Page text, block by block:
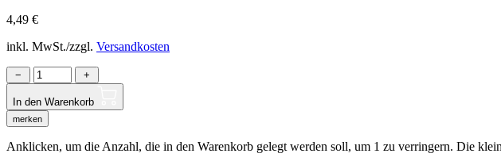
4,49 €
inkl. MwSt./zzgl. Versandkosten
− +
In den Warenkorb
merken
Anklicken, um die Anzahl, die in den Warenkorb gelegt werden soll, um 1 zu verringern. Die